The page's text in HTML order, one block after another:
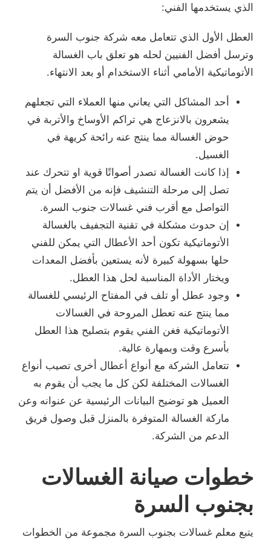
الذي يستخدمها الفني:
العطل الأول الذي تتعامل معه شركة جنوب السرة
وترسل أفضل الفنيين لحله هو تعلق باب الغسالة
الأتوماتيكية الأمامي أثناء الاستخدام أو بعد الانتهاء.
أحد المشاكل التي يعاني منها العملاء التي تجعلهم
يشعرون بالانزعاج هي تراكم الأوساخ والأتربة في
حوض الغسالة مما ينتج عنه رائحة كريهة في
الغسيل.
إذا كانت الغسالة تصدر أصواتًا قوية او تتحرك عند
تصل إلى مرحلة التنشيف فإنه من الأفضل أن يتم
التواصل مع أقرب فني غسالات جنوب السرة.
إن حدوث مشكلة في تقنية التجفيف بالغسالة
الأتوماتيكية تكون أحد الأعطال التي يمكن للفني
حلها بسهولة كبيرة لأنه يستعين بأفضل المعدات
ويختار الأداة المناسبة لحل هذا العطل.
وجود عطل أو تلف في المفتاح الرئيسي للغسالة
مما ينتج عنه تعطل المروحة في الغسالات
الأتوماتيكية فغن الفني يقوم بتصليح هذا العطل
بأسرع وقت وبمهارة عالية.
تتعامل الشركة مع أنواع أعطال أخرى تصيب أنواع
الغسالات المختلفة لكن كل ما يجب أن يقوم به
العميل هو توضيح البيانات الرئيسية عن عنوانه وعن
ماركة الغسالة المتوفرة بالمنزل قبل وصول فريق
الدعم من الشركة.
خطوات صيانة الغسالات
بجنوب السرة
يتبع معلم غسالات بجنوب السرة مجموعة من الخطوات